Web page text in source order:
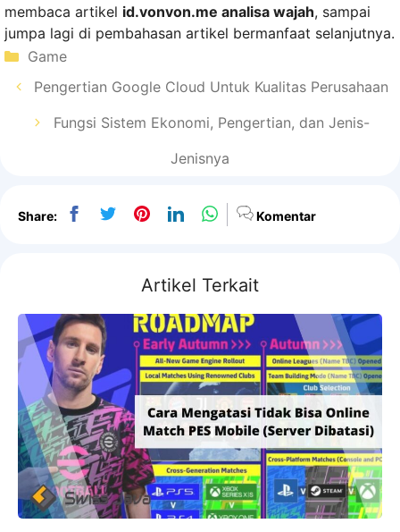
membaca artikel id.vonvon.me analisa wajah, sampai
jumpa lagi di pembahasan artikel bermanfaat selanjutnya.
Kategori
Game
Pengertian Google Cloud Untuk Kualitas Perusahaan
Fungsi Sistem Ekonomi, Pengertian, dan Jenis-
Jenisnya
Share: Komentar
Artikel Terkait